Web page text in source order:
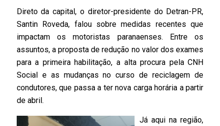
Direto da capital, o diretor-presidente do Detran-PR,
Santin Roveda, falou sobre medidas recentes que
impactam os motoristas paranaenses. Entre os
assuntos, a proposta de redução no valor dos exames
para a primeira habilitação, a alta procura pela CNH
Social e as mudanças no curso de reciclagem de
condutores, que passa a ter nova carga horária a partir
de abril.
Já aqui na região,